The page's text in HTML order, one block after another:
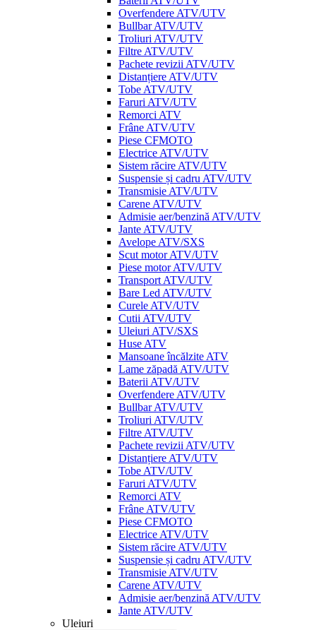
Overfendere ATV/UTV
Bullbar ATV/UTV
Troliuri ATV/UTV
Filtre ATV/UTV
Pachete revizii ATV/UTV
Distanțiere ATV/UTV
Tobe ATV/UTV
Faruri ATV/UTV
Remorci ATV
Frâne ATV/UTV
Piese CFMOTO
Electrice ATV/UTV
Sistem răcire ATV/UTV
Suspensie și cadru ATV/UTV
Transmisie ATV/UTV
Carene ATV/UTV
Admisie aer/benzină ATV/UTV
Jante ATV/UTV
Avelope ATV/SXS
Scut motor ATV/UTV
Piese motor ATV/UTV
Transport ATV/UTV
Bare Led ATV/UTV
Curele ATV/UTV
Cutii ATV/UTV
Uleiuri ATV/SXS
Huse ATV
Mansoane încălzite ATV
Lame zăpadă ATV/UTV
Baterii ATV/UTV
Overfendere ATV/UTV
Bullbar ATV/UTV
Troliuri ATV/UTV
Filtre ATV/UTV
Pachete revizii ATV/UTV
Distanțiere ATV/UTV
Tobe ATV/UTV
Faruri ATV/UTV
Remorci ATV
Frâne ATV/UTV
Piese CFMOTO
Electrice ATV/UTV
Sistem răcire ATV/UTV
Suspensie și cadru ATV/UTV
Transmisie ATV/UTV
Carene ATV/UTV
Admisie aer/benzină ATV/UTV
Jante ATV/UTV
Uleiuri